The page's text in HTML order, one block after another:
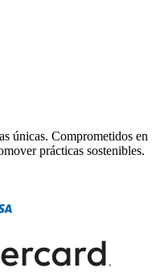
únicas. Comprometidos en
prácticas sostenibles.